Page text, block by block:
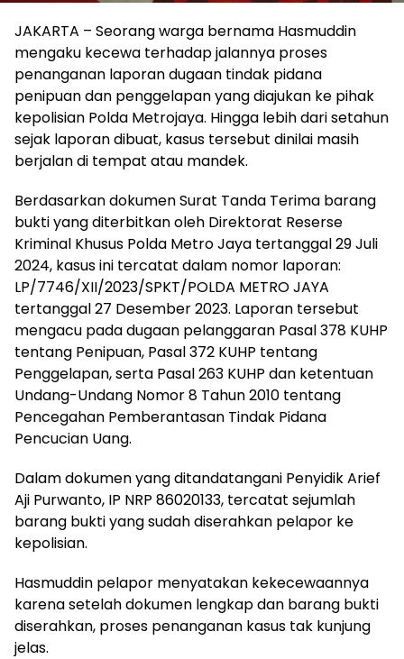
JAKARTA – Seorang warga bernama Hasmuddin
mengaku kecewa terhadap jalannya proses
penanganan laporan dugaan tindak pidana
penipuan dan penggelapan yang diajukan ke pihak
kepolisian Polda Metrojaya. Hingga lebih dari setahun
sejak laporan dibuat, kasus tersebut dinilai masih
berjalan di tempat atau mandek.
Berdasarkan dokumen Surat Tanda Terima barang
bukti yang diterbitkan oleh Direktorat Reserse
Kriminal Khusus Polda Metro Jaya tertanggal 29 Juli
2024, kasus ini tercatat dalam nomor laporan:
LP/7746/XII/2023/SPKT/POLDA METRO JAYA
tertanggal 27 Desember 2023. Laporan tersebut
mengacu pada dugaan pelanggaran Pasal 378 KUHP
tentang Penipuan, Pasal 372 KUHP tentang
Penggelapan, serta Pasal 263 KUHP dan ketentuan
Undang-Undang Nomor 8 Tahun 2010 tentang
Pencegahan Pemberantasan Tindak Pidana
Pencucian Uang.
Dalam dokumen yang ditandatangani Penyidik Arief
Aji Purwanto, IP NRP 86020133, tercatat sejumlah
barang bukti yang sudah diserahkan pelapor ke
kepolisian.
Hasmuddin pelapor menyatakan kekecewaannya
karena setelah dokumen lengkap dan barang bukti
diserahkan, proses penanganan kasus tak kunjung
jelas.